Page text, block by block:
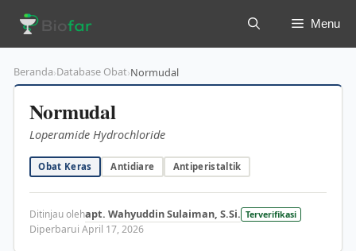
isi
Menu
Beranda›Database Obat›Normudal
Normudal
Loperamide Hydrochloride
Obat Keras Antidiare Antiperistaltik
Ditinjau olehapt. Wahyuddin Sulaiman, S.Si. Terverifikasi
Diperbarui April 17, 2026